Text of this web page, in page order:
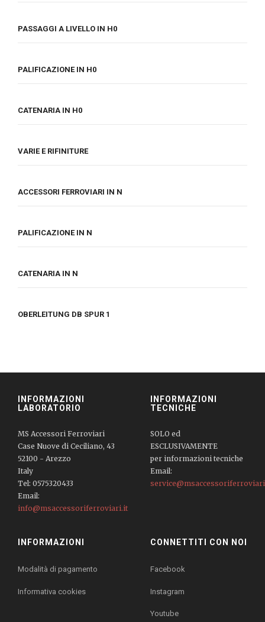
PASSAGGI A LIVELLO IN H0
PALIFICAZIONE IN H0
CATENARIA IN H0
VARIE E RIFINITURE
ACCESSORI FERROVIARI IN N
PALIFICAZIONE IN N
CATENARIA IN N
OBERLEITUNG DB SPUR 1
INFORMAZIONI
LABORATORIO
MS Accessori Ferroviari
Case Nuove di Ceciliano, 43
52100 - Arezzo
Italy
Tel: 0575320433
Email:
info@msaccessoriferroviari.it
INFORMAZIONI
TECNICHE
SOLO ed
ESCLUSIVAMENTE
per informazioni tecniche
Email:
INFORMAZIONI
Modalità di pagamento
Informativa cookies
CONNETTITI CON NOI
Facebook
Instagram
Youtube